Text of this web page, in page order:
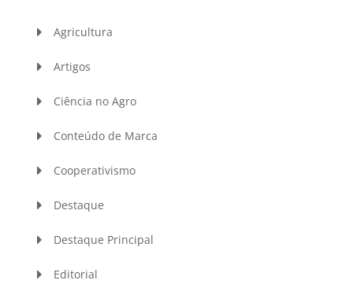
Agricultura
Artigos
Ciência no Agro
Conteúdo de Marca
Cooperativismo
Destaque
Destaque Principal
Editorial